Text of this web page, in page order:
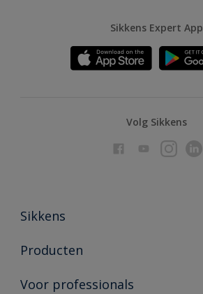
Sikkens Expert App
Volg Sikkens
Sikkens
Over Sikkens
Duurzaamheid
Producten
Producten voor binnen
Voor professionals